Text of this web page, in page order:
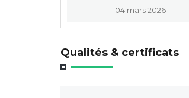
04 mars 2026
Qualités & certificats